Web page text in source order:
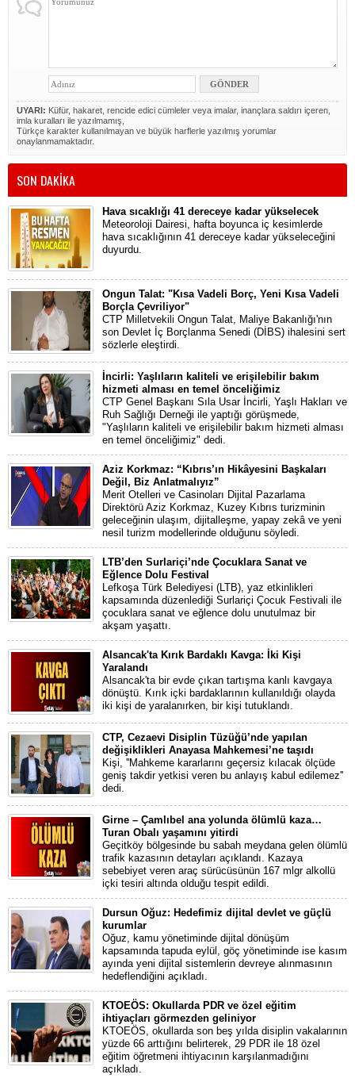
UYARI: Küfür, hakaret, rencide edici cümleler veya imalar, inançlara saldırı içeren,
imla kuralları ile yazılmamış,
Türkçe karakter kullanılmayan ve büyük harflerle yazılmış yorumlar
onaylanmamaktadır.
SON DAKİKA
Hava sıcaklığı 41 dereceye kadar yükselecek
Meteoroloji Dairesi, hafta boyunca iç kesimlerde
hava sıcaklığının 41 dereceye kadar yükseleceğini
duyurdu.
Ongun Talat: "Kısa Vadeli Borç, Yeni Kısa Vadeli
Borçla Çevriliyor"
CTP Milletvekili Ongun Talat, Maliye Bakanlığı'nın
son Devlet İç Borçlanma Senedi (DİBS) ihalesini sert
sözlerle eleştirdi.
İncirli: Yaşlıların kaliteli ve erişilebilir bakım
hizmeti alması en temel önceliğimiz
CTP Genel Başkanı Sıla Usar İncirli, Yaşlı Hakları ve
Ruh Sağlığı Derneği ile yaptığı görüşmede,
"Yaşlıların kaliteli ve erişilebilir bakım hizmeti alması
en temel önceliğimiz" dedi.
Aziz Korkmaz: “Kıbrıs’ın Hikâyesini Başkaları
Değil, Biz Anlatmalıyız”
Merit Otelleri ve Casinoları Dijital Pazarlama
Direktörü Aziz Korkmaz, Kuzey Kıbrıs turizminin
geleceğinin ulaşım, dijitalleşme, yapay zekâ ve yeni
nesil turizm modellerinde olduğunu söyledi.
LTB’den Surlariçi’nde Çocuklara Sanat ve
Eğlence Dolu Festival
Lefkoşa Türk Belediyesi (LTB), yaz etkinlikleri
kapsamında düzenlediği Surlariçi Çocuk Festivali ile
çocuklara sanat ve eğlence dolu unutulmaz bir
akşam yaşattı.
Alsancak'ta Kırık Bardaklı Kavga: İki Kişi
Yaralandı
Alsancak'ta bir evde çıkan tartışma kanlı kavgaya
dönüştü. Kırık içki bardaklarının kullanıldığı olayda
iki kişi de yaralanırken, bir kişi tutuklandı.
CTP, Cezaevi Disiplin Tüzüğü’nde yapılan
değişiklikleri Anayasa Mahkemesi’ne taşıdı
Kişi, ''Mahkeme kararlarını geçersiz kılacak ölçüde
geniş takdir yetkisi veren bu anlayış kabul edilemez''
dedi.
Girne – Çamlıbel ana yolunda ölümlü kaza…
Turan Obalı yaşamını yitirdi
Geçitköy bölgesinde bu sabah meydana gelen ölümlü
trafik kazasının detayları açıklandı. Kazaya
sebebiyet veren araç sürücüsünün 167 mlgr alkollü
içki tesiri altında olduğu tespit edildi.
Dursun Oğuz: Hedefimiz dijital devlet ve güçlü
kurumlar
Oğuz, kamu yönetiminde dijital dönüşüm
kapsamında tapuda eylül, göç yönetiminde ise kasım
ayında yeni dijital sistemlerin devreye alınmasının
hedeflendiğini açıkladı.
KTOEÖS: Okullarda PDR ve özel eğitim
ihtiyaçları görmezden geliniyor
KTOEÖS, okullarda son beş yılda disiplin vakalarının
yüzde 66 arttığını belirterek, 29 PDR ile 18 özel
eğitim öğretmeni ihtiyacının karşılanmadığını
açıkladı.